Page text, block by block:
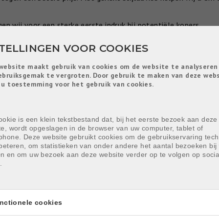
wij voor een sterke eerste indruk bij potentiële kopers.
INGREPEN
hoe u met beperkte aanpassingen de uitstraling en
en aannemers. Zo bent u zeker van een kwalitatieve
en begeleiden wij u bij de verdere uitwerking.
VOOR COOKIES
maakt gebruik van cookies om de website te analyseren
te vergroten. Door gebruik te maken van deze
toestemming voor het gebruik van cookies.
is een klein tekstbestand dat, bij het eerste bezoek aan deze
wordt opgeslagen in de browser van uw computer, tablet of
Deze website gebruikt cookies om de gebruikservaring
om statistieken van onder andere het aantal bezoeken bij
en om uw bezoek aan deze website verder op te volgen op
cookies